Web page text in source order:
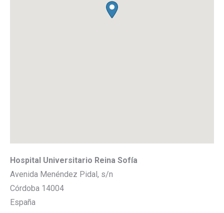
Hospital Universitario Reina Sofía
Avenida Menéndez Pidal, s/n
Córdoba 14004
España